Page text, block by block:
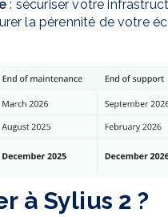
: sécuriser votre
la pérennité de votre
à Sylius 2 ?